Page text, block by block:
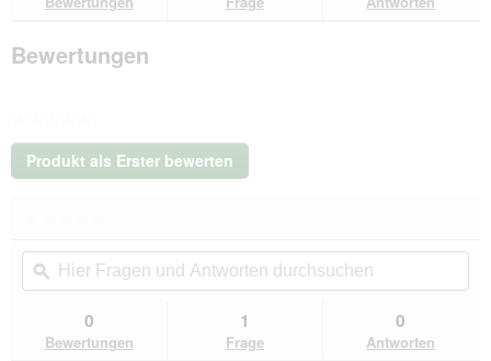
cm
Bewertungen
Kein
Beurteilungswert
Produkt als Erster bewerten
.
wird
ein
Dialogfeld
geöffnet.
Beurteilungswert
für
Hunter
Aalborg
Soul
Hier
Fragen
und
durchsuchen
ϙ
0
Bewertungen
1
Frage
0
Antworten